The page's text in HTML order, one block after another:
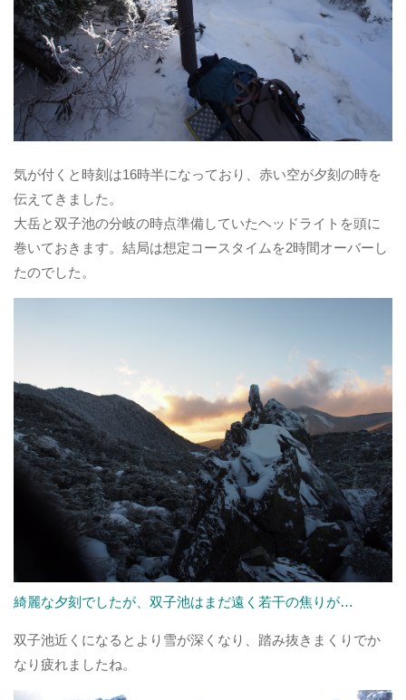
気が付くと時刻は16時半になっており、赤い空が夕刻の時を
伝えてきました。
大岳と双子池の分岐の時点準備していたヘッドライトを頭に
巻いておきます。結局は想定コースタイムを2時間オーバーし
たのでした。
綺麗な夕刻でしたが、双子池はまだ遠く若干の焦りが…
双子池近くになるとより雪が深くなり、踏み抜きまくりでか
なり疲れましたね。